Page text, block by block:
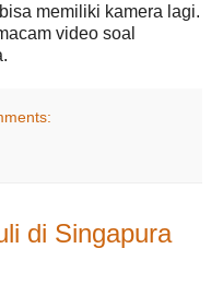
memiliki kamera lagi.
video soal
di Singapura